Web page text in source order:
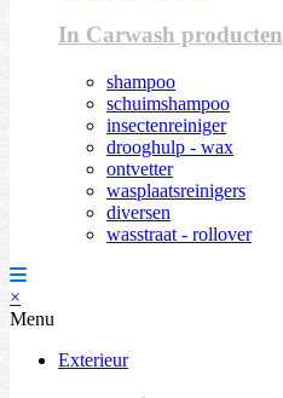
In Carwash producten
shampoo
schuimshampoo
insectenreiniger
drooghulp - wax
ontvetter
wasplaatsreinigers
diversen
wasstraat - rollover
×
Menu
Exterieur